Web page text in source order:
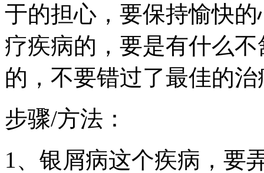
于的担心，要保持愉快
疗疾病的，要是有什么
的，不要错过了最佳的
步骤/方法：
1、银屑病这个疾病，要